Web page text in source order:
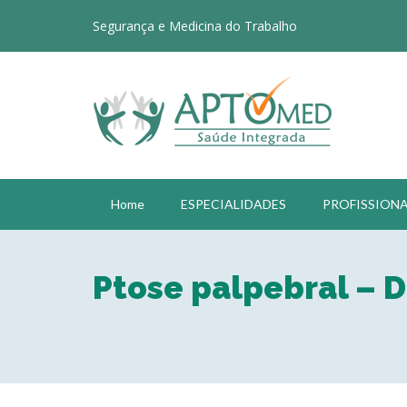
Segurança e Medicina do Trabalho
Obs.: a data e horário solicitado
Home ESPECIALIDADES
Ptose palpebral –